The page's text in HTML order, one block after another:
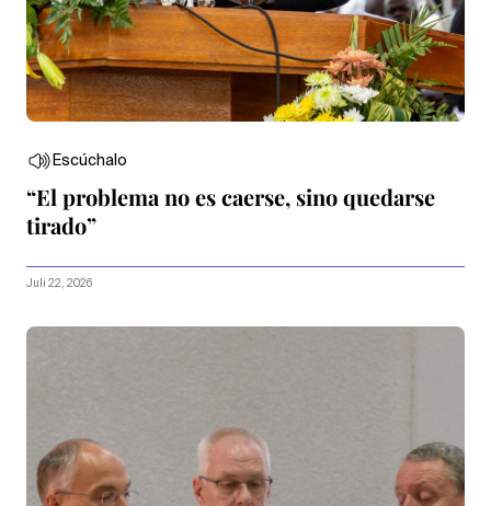
Escúchalo
“El problema no es caerse, sino quedarse
tirado”
Juli 22, 2026